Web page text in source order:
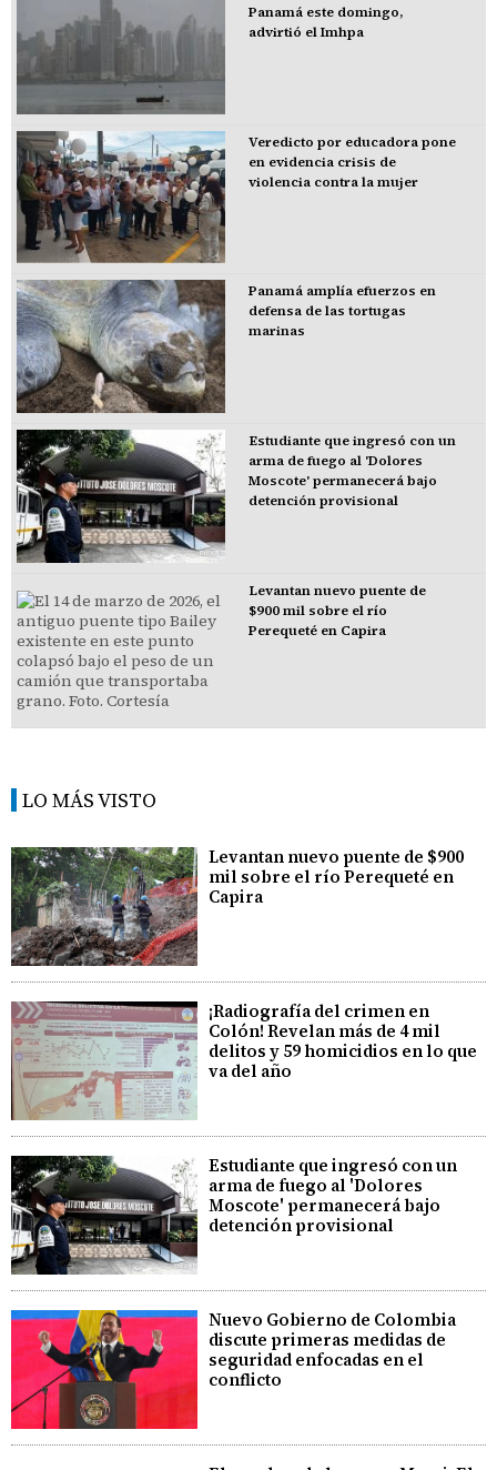
Panamá este domingo,
advirtió el Imhpa
Veredicto por educadora pone
en evidencia crisis de
violencia contra la mujer
Panamá amplía efuerzos en
defensa de las tortugas
marinas
Estudiante que ingresó con un
arma de fuego al 'Dolores
Moscote' permanecerá bajo
detención provisional
Levantan nuevo puente de
$900 mil sobre el río
Perequeté en Capira
LO MÁS VISTO
Levantan nuevo puente de $900
mil sobre el río Perequeté en
Capira
¡Radiografía del crimen en
Colón! Revelan más de 4 mil
delitos y 59 homicidios en lo que
va del año
Estudiante que ingresó con un
arma de fuego al 'Dolores
Moscote' permanecerá bajo
detención provisional
Nuevo Gobierno de Colombia
discute primeras medidas de
seguridad enfocadas en el
conflicto